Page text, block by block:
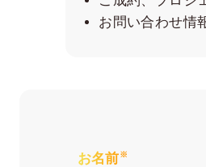
お問い合わせ情
お名前※